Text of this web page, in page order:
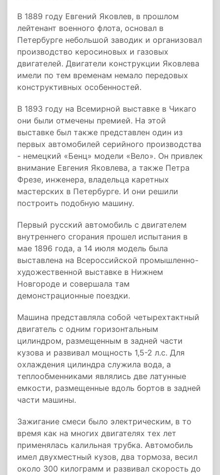
В 1889 году Евгений Яковлев, в прошлом
лейтенант военного флота, основал в
Петербурге небольшой заводик и организовал
производство керосиновых и газовых
двигателей. Двигатели конструкции Яковлева
имели по тем временам немало передовых
конструктивных особенностей.
В 1893 году на Всемирной выставке в Чикаго
они были отмечены премией. На этой
выставке был также представлен один из
первых автомобилей серийного производства
- немецкий «Бенц» модели «Вело». Он привлек
внимание Евгения Яковлева, а также Петра
Фрезе, инженера, владельца каретных
мастерских в Петербурге. И они решили
построить подобную машину.
Первый русский автомобиль с двигателем
внутреннего сгорания прошел испытания в
мае 1896 года, а 14 июля модель была
выставлена на Всероссийской промышленно-
художественной выставке в Нижнем
Новгороде и совершала там
демонстрационные поездки.
Машина представляла собой четырехтактный
двигатель с одним горизонтальным
цилиндром, размещенным в задней части
кузова и развивал мощность 1,5-2 л.с. Для
охлаждения цилиндра служила вода, а
теплообменниками являлись две латунные
емкости, размещенные вдоль бортов в задней
части машины.
Зажигание смеси было электрическим, в то
время как на многих двигателях тех лет
применялась калильная трубка. Автомобиль
имел двухместный кузов, два тормоза, весил
около 300 килограмм и развивал скорость до